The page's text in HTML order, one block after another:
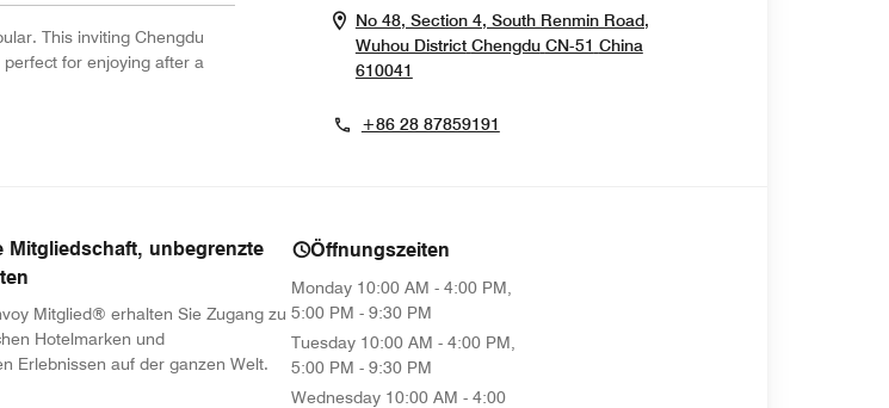
This inviting Chengdu
for enjoying after a
No 48, Section 4, South Renmin Road,
Wuhou District Chengdu CN-51 China
610041
+86 28 87859191
Mitgliedschaft, unbegrenzte
Mitglied® erhalten Sie Zugang zu
Hotelmarken und
Erlebnissen auf der ganzen Welt.
in new window
Öffnungszeiten
Monday 10:00 AM - 4:00 PM,
5:00 PM - 9:30 PM
Tuesday 10:00 AM - 4:00 PM,
5:00 PM - 9:30 PM
Wednesday 10:00 AM - 4:00